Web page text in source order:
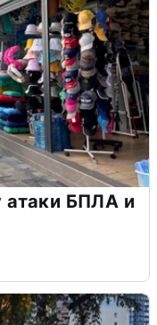
атаки БПЛА и